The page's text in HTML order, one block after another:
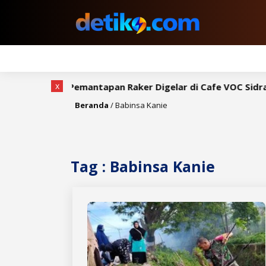
Rapat Pemantapan Raker Digelar di Cafe VOC Sidrap
Beranda /Babinsa Kanie
Tag : Babinsa Kanie
x